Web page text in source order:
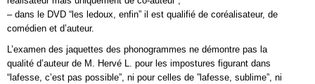
– dans le DVD “les ledoux, enfin” il est qualifié de coréalisateur, de
comédien et d’auteur.
L’examen des jaquettes des phonogrammes ne démontre pas la
qualité d’auteur de M. Hervé L. pour les impostures figurant dans
“lafesse, c’est pas possible”, ni pour celles de ”lafesse, sublime”, ni